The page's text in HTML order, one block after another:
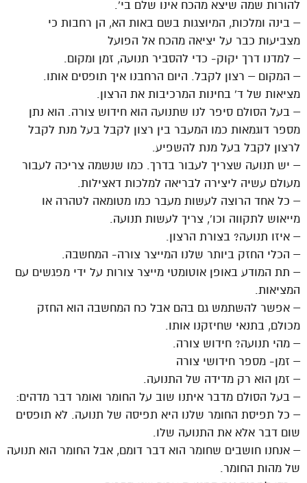
להורות שמה שיצא מהכח אינו שלם בי’.
– בינה ומלכות, המיוצגות בשם באות הא, הן רחבות כי
מצביעות כבר על יציאה מהכח אל הפועל
– למדנו דרך יקוק- כדי להסביר תנועה, זמן ומקום.
– המקום – רצון לקבל. היום הרחבנו איך תופסים אותו.
מציאות של ד’ בחינות המרכיבות את הרצון.
– בעל הסולם סיפר לנו שתנועה הוא חידוש צורה. הוא נתן
מספר דוגמאות כמו המעבר בין רצון לקבל בעל מנת לקבל
לרצון לקבל בעל מנת להשפיע.
– יש תנועה שצריך לעבור בדרך. כמו שנשמה צריכה לעבור
מעולם עשיה ליצירה לבריאה למלכות דאצילות.
– כל אחד הרוצה לעשות מעבר כמו מטומאה לטהרה או
מייאוש לתקווה וכו’, צריך לעשות תנועה.
– איזו תנועה? בצורת הרצון.
– הכלי החזק ביותר שלנו המייצר צורה- המחשבה.
– תת המודע באופן אוטומטי מייצר צורות על ידי מפגשים עם
המציאות.
– אפשר להשתמש גם בהם אבל כח המחשבה הוא החזק
מכולם, בתנאי שחיזקנו אותו.
– מהי תנועה? חידוש צורה.
– זמן- מספר חידושי צורה
– זמן הוא רק מדידה של התנועה.
– בעל הסולם מדבר איתנו שוב על החומר ואומר דבר מדהים:
– כל תפיסת החומר שלנו היא תפיסה של תנועה. לא תופסים
שום דבר אלא את התנועה שלו.
– אנחנו חושבים שחומר הוא דבר דומם, אבל החומר הוא תנועה
של מהות החומר.